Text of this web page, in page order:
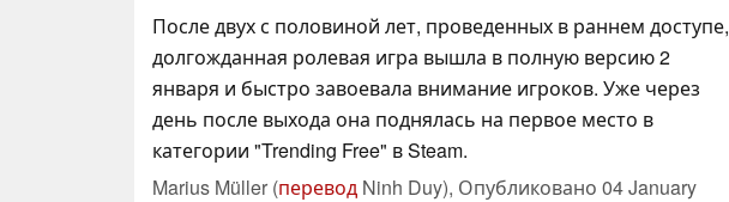
После двух с половиной лет, проведенных в раннем доступе,
долгожданная ролевая игра вышла в полную версию 2
января и быстро завоевала внимание игроков. Уже через
день после выхода она поднялась на первое место в
категории "Trending Free" в Steam.
Marius Müller (перевод Ninh Duy), Опубликовано 04 January